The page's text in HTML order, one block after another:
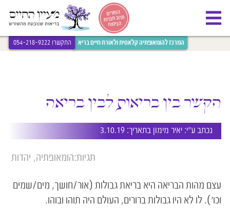
החזרים
מרוב חברות
הביטוח
המרכז להומאופתיה קלאסית ולאורח חיים בריא התקשרו 054-218-9222
הקשר בין בריאות לבין בריאה
נכתב ע״י: יאיר מימון בתאריך: 3.10.19
תגיות:הומאופתיה יהדות
עצם מהות הבריאה היא בריאת גבולות (אור/חושך, מים/שמים
וכו'). לו לא היו ‏גבולות ברורים, העולם היה תוהו ובוהו.‏